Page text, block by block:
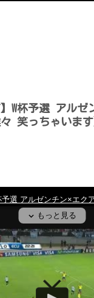
】W杯予選 アル
笑っちゃいま